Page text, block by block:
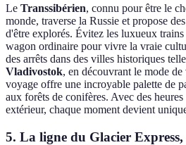
Le Transsibérien, connu pour être le
monde, traverse la Russie et propose
d'être explorés. Évitez les luxueux
wagon ordinaire pour vivre la vraie
des arrêts dans des villes historiques
Vladivostok, en découvrant le mode
voyage offre une incroyable palette de
aux forêts de conifères. Avec des
extérieur, chaque moment devient
5. La ligne du Glacier Express,